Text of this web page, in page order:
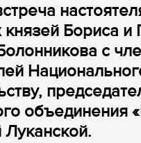
Бориса и
с
объединения